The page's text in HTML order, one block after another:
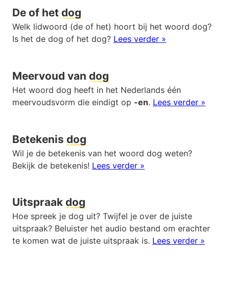
De of het dog
Welk lidwoord (de of het) hoort bij het woord dog?
Is het de dog of het dog? Lees verder »
Meervoud van dog
Het woord dog heeft in het Nederlands één
meervoudsvorm die eindigt op -en. Lees verder »
Betekenis dog
Wil je de betekenis van het woord dog weten?
Bekijk de betekenis! Lees verder »
Uitspraak dog
Hoe spreek je dog uit? Twijfel je over de juiste
uitspraak? Beluister het audio bestand om erachter
te komen wat de juiste uitspraak is. Lees verder »